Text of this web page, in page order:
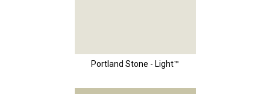
Portland Stone - Light™